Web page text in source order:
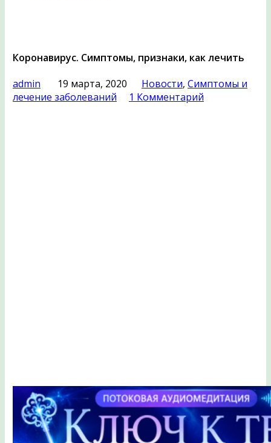
Коронавирус. Симптомы, признаки, как лечить
admin
19 марта, 2020 Новости, Симптомы и
лечение заболеваний
1 Комментарий